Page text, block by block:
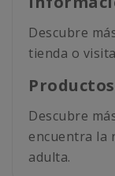
Descubre
tienda o
Descubre
encuentra la
adulta.